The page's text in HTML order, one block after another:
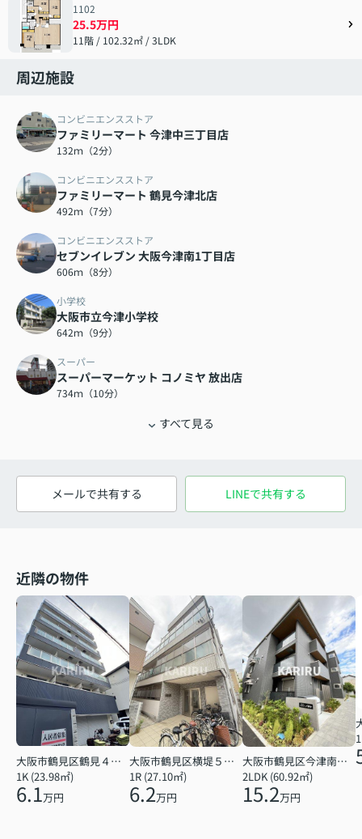
1102
25.5万円
11階 / 102.32㎡ / 3LDK
周辺施設
コンビニエンスストア
ファミリーマート 今津中三丁目店
132ｍ（2分）
コンビニエンスストア
ファミリーマート 鶴見今津北店
492ｍ（7分）
コンビニエンスストア
セブンイレブン 大阪今津南1丁目店
606ｍ（8分）
小学校
大阪市立今津小学校
642ｍ（9分）
スーパー
スーパーマーケット コノミヤ 放出店
734ｍ（10分）
すべて見る
メールで共有する LINEで共有する
近隣の物件
大阪市鶴見区鶴見４丁目
1K (23.98㎡)
6.1万円
大阪市鶴見区横堤５丁目
1R (27.10㎡)
6.2万円
大阪市鶴見区今津南４丁目
2LDK (60.92㎡)
15.2万円